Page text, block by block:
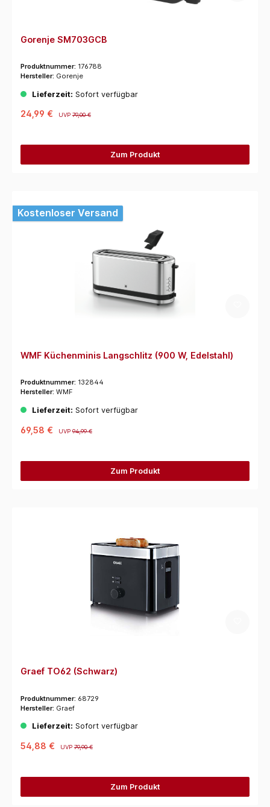
Gorenje SM703GCB
Produktnummer: 176788
Hersteller: Gorenje
Lieferzeit: Sofort verfügbar
24,99 € UVP79,00 €
Zum Produkt
Kostenloser Versand
WMF Küchenminis Langschlitz (900 W, Edelstahl)
Produktnummer: 132844
Hersteller: WMF
Lieferzeit: Sofort verfügbar
69,58 € UVP94,99 €
Zum Produkt
Graef TO62 (Schwarz)
Produktnummer: 68729
Hersteller: Graef
Lieferzeit: Sofort verfügbar
54,88 € UVP79,90 €
Zum Produkt